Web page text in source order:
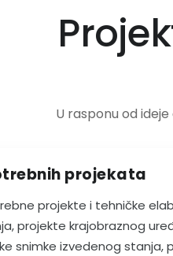
U rasponu od
projekata
projekte i tehničke
projekte krajobraznog
snimke izvedenog stanja,